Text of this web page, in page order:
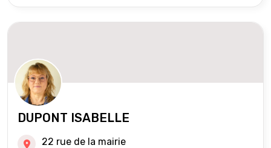
DUPONT ISABELLE
22 rue de la mairie